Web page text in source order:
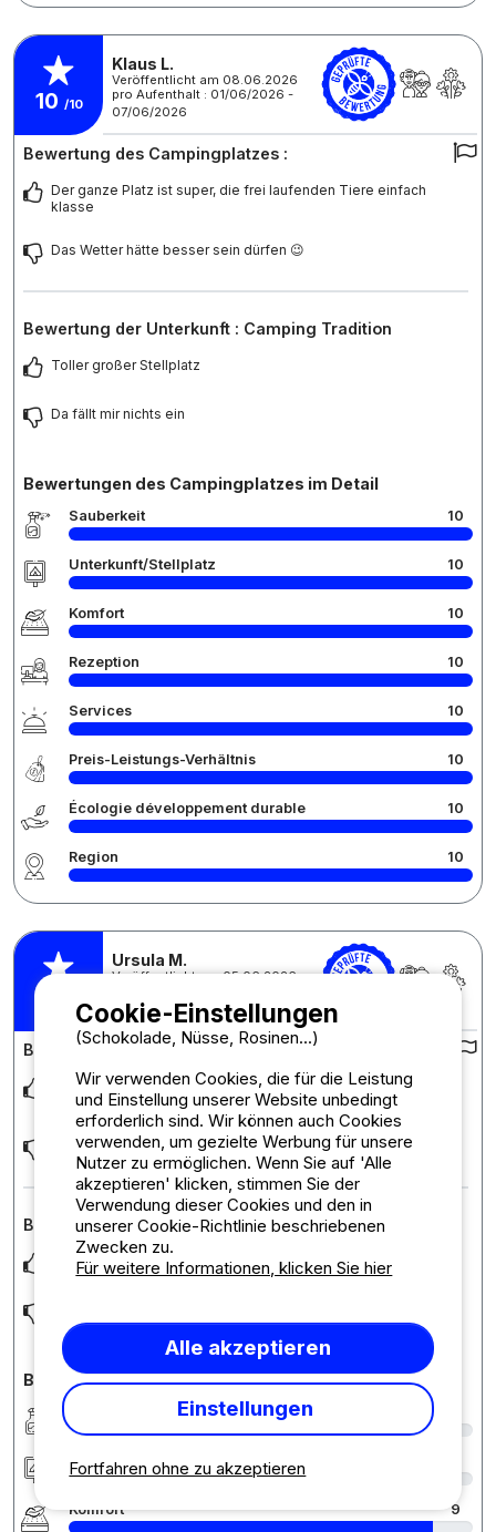
10 /10
Klaus L.
Veröffentlicht am 08.06.2026
pro Aufenthalt : 01/06/2026 -
07/06/2026
Bewertung des Campingplatzes :
Der ganze Platz ist super, die frei laufenden Tiere einfach
klasse
Das Wetter hätte besser sein dürfen 😉
Bewertung der Unterkunft : Camping Tradition
Toller großer Stellplatz
Da fällt mir nichts ein
Bewertungen des Campingplatzes im Detail
Sauberkeit 10
Unterkunft/Stellplatz 10
Komfort 10
Rezeption 10
Services 10
Preis-Leistungs-Verhältnis 10
Écologie développement durable 10
Region 10
Ursula M.
Veröffentlicht am 05.06.2026
04/06/2026
Bewertung des Campingplatzes :
Everything was nice and usefull..the staff was very nice... We
loved it beeing there.
Nothing
Bewertung der Unterkunft : Camping Tradition
Everything
Bewertungen des Campingplatzes im Detail
Unterkunft/Stellplatz
Komfort 9
Fortfahren ohne zu akzeptieren
Cookie-Einstellungen
(Schokolade, Nüsse, Rosinen...)
Wir verwenden Cookies, die für die Leistung
und Einstellung unserer Website unbedingt
erforderlich sind. Wir können auch Cookies
verwenden, um gezielte Werbung für unsere
Nutzer zu ermöglichen. Wenn Sie auf 'Alle
akzeptieren' klicken, stimmen Sie der
Verwendung dieser Cookies und den in
unserer Cookie-Richtlinie beschriebenen
Zwecken zu.
Für weitere Informationen, klicken Sie hier
Alle akzeptieren
Einstellungen